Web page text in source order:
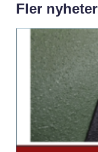
Fler nyheter